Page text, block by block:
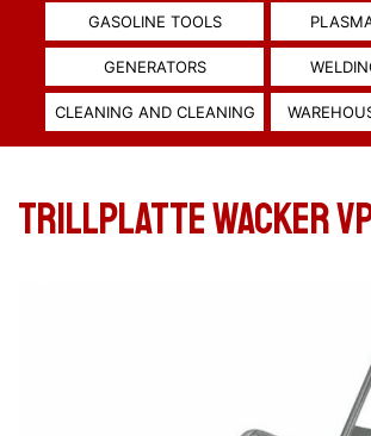
GASOLINE TOOLS
GENERATORS
CLEANING AND CLEANING
TRILLPLATTE WACKER